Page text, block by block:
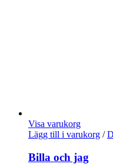
Visa varukorg
Lägg till i varukorg /
Billa och jag